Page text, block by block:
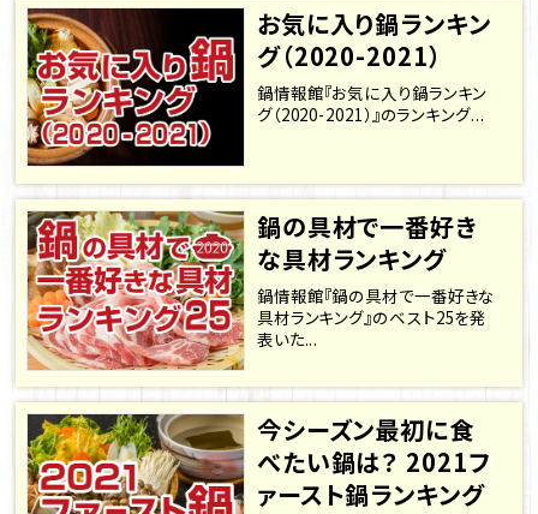
お気に入り鍋ランキン
グ（2020-2021）
鍋情報館『お気に入り鍋ランキン
グ（2020-2021）』のランキング...
鍋の具材で一番好き
な具材ランキング
鍋情報館『鍋の具材で一番好きな
具材ランキング』のベスト25を発
表いた...
今シーズン最初に食
べたい鍋は？ 2021フ
ァースト鍋ランキング